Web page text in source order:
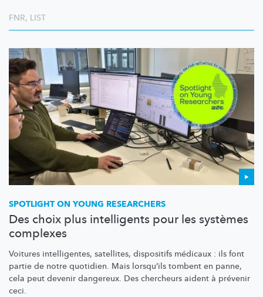
FNR, LIST
SPOTLIGHT ON YOUNG RESEARCHERS
Des choix plus intelligents pour les systèmes
complexes
Voitures intelligentes, satellites, dispositifs médicaux : ils font
partie de notre quotidien. Mais lorsqu’ils tombent en panne,
cela peut devenir dangereux. Des chercheurs aident à prévenir
ceci.